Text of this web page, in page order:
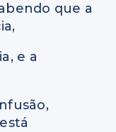
que a
e a